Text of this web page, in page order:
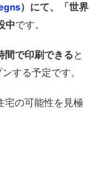
）にて、「世界
中です。
で印刷できると
する予定です。
宅の可能性を見極